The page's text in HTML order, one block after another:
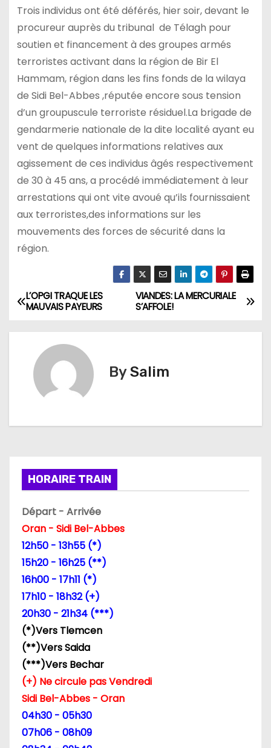
Trois individus ont été déférés, hier soir, devant le
procureur auprès du tribunal de Télagh pour
soutien et financement à des groupes armés
terroristes activant dans la région de Bir El
Hammam, région dans les fins fonds de la wilaya
de Sidi Bel-Abbes ,réputée encore sous tension
d’un groupuscule terroriste résiduel.La brigade de
gendarmerie nationale de la dite localité ayant eu
vent de quelques informations relatives aux
agissement de ces individus âgés respectivement
de 30 à 45 ans, a procédé immédiatement à leur
arrestations qui ont vite avoué qu’ils fournissaient
aux terroristes,des informations sur les
mouvements des forces de sécurité dans la
région.
N
a
a
o
n
d
e
a
r
t
VIANDES: LA MERCURIALE
S’AFFOLE!
L’OPGI TRAQUE LES
MAUVAIS PAYEURS
BySalim
HORAIRE TRAIN
Départ - Arrivée
Oran - Sidi Bel-Abbes
12h50 - 13h55 (*)
15h20 - 16h25 (**)
16h00 - 17h11 (*)
17h10 - 18h32 (+)
20h30 - 21h34 (***)
(*)Vers Tlemcen
(**)Vers Saida
(***)Vers Bechar
(+) Ne circule pas Vendredi
Sidi Bel-Abbes - Oran
04h30 - 05h30
07h06 - 08h09